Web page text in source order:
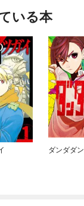
いる本
ダンダダン